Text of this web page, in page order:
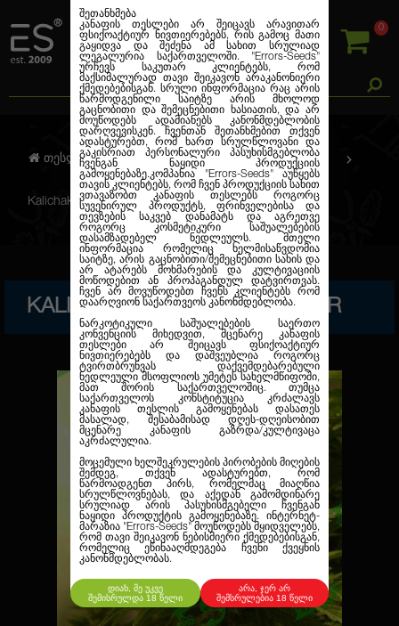
0
შეთანხმება
კანაფის თესლები არ შეიცავს არავითარ
ფსიქოაქტიურ ნივთიერებებს, რის გამოც მათი
გაყიდვა და შეძენა ამ სახით სრულიად
ლეგალურია საქართველოში. "Errors-Seeds"
ურჩევს საკუთარ კლიენტებს, რომ
მაქსიმალურად თავი შეიკავონ არაკანონიერი
ქმედებებისგან. სრული ინფორმაცია რაც არის
წარმოდგენილი საიტზე არის მხოლოდ
გაცნობითი და შემეცნებითი ხასიათის, და არ
მოუწოდებს ადამიანებს კანონმდებლობის
დარღვევისკენ. ჩვენთან შეთანხმებით თქვენ
ადასტურებთ, რომ ხართ სრულწლოვანი და
გაკისრიათ პერსონალური პასუხისმგებლობა
ჩვენგან ნაყიდი პროდუქციის
გამოყენებაზე.კომპანია
"Errors-Seeds" აუწყებს
თავის კლიენტებს, რომ ჩვენ პროდუქციის სახით
ვთავაზობთ კანაფის თესლებს როგორც
სუვენირულ პროდუქტს, ფრინველებისა და
თევზების საკვებ დანამატს და აგრეთვე
როგორც კოსმეტიკური საშუალებების
დასამზადებელ ნედლეულს. მთელი
ინფორმაცია რომელიც ხელმისაწვდომია
საიტზე, არის გაცნობითი/შემეცნებითი სახის და
არ ატარებს მოხმარების და კულტივაციის
მოწოდებით ან პროპაგანდულ დატვირთვას.
ჩვენ არ მოვუწოდებთ ჩვენს კლიენტებს რომ
დაარღვიონ საქართვეოს კანონმდებლობა.
ნარკოტიკული საშუალებების საერთო
კონვენციის მიხედვით, მცენარე კანაფის
თესლები არ შეიცავს ფსიქოაქტიურ
ნივთიერებებს და დაშვეუბლია როგორც
ტვირთბრუნვას დაქვემდებარებული
ნედლეული მსოფლიოს უმეტეს სახელმწიფოში,
მათ შორის საქართველოშიც. თუმცა
საქართველოს კონსტიტუცია კრძალავს
კანაფის თესლის გამოყენებას დასათეს
მასალად, შესაბამისად დღეს-დღეისობით
მცენარე კანაფის გაზრდა/კულტივაცა
აკრძალულია.
მოცემული ხელშეკრულების პირობების მიღების
შემდეგ, თქვენ ადასტურებთ, რომ
წარმოადგენთ პირს, რომელმაც მიაღწია
სრულწლოვნებას, და აქედან გამომდინარე
სრულიად არის პასუხისმგებელი ჩვენგან
ნაყიდი პროდუქტის გამოყენებაზე. ინტერნეტ-
მარაზია "Errors-Seeds" მოუწოდებს მყიდველებს,
რომ თავი შეიკავონ ნებისმიერი ქმედებებისგან,
რომელიც ეწინააღმდეგება ჩვენი ქვეყნის
კანონმდებლობას.
დიახ, მე უკვე
შემისრულდა 18 წელი
არა, ჯერ არ
შემსრულებია 18 წელი
თესლების კანაფი ფემინიზირებული
Kalichakra Feminised Silver
KALICHAKRA FEMINISED SILVER